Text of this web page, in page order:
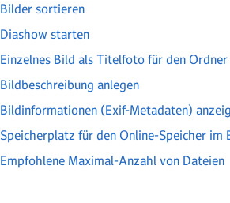
Bilder sortieren
Diashow starten
Einzelnes Bild als Titelfoto für den
Bildbeschreibung anlegen
Bildinformationen (Exif-Metadaten)
Speicherplatz für den Online-Speicher im
Empfohlene Maximal-Anzahl von Dateien